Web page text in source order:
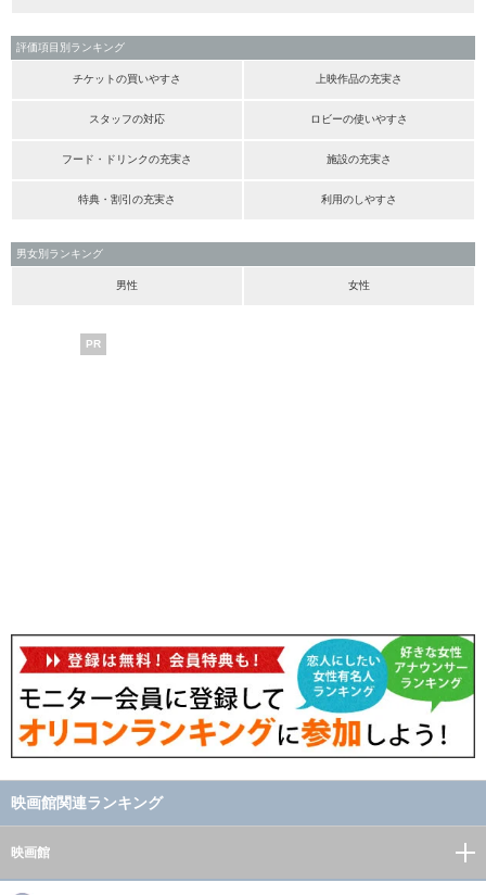
評価項目別ランキング
チケットの買いやすさ 上映作品の充実さ
スタッフの対応 ロビーの使いやすさ
フード・ドリンクの充実さ 施設の充実さ
特典・割引の充実さ 利用のしやすさ
男女別ランキング
男性 女性
PR
映画館関連ランキング
映画館